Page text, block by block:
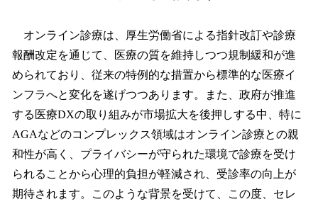
オンライン診療は、厚生労働省による指針改訂や診療
報酬改定を通じて、医療の質を維持しつつ規制緩和が進
められており、従来の特例的な措置から標準的な医療イ
ンフラへと変化を遂げつつあります。また、政府が推進
する医療DXの取り組みが市場拡大を後押しする中、特に
AGAなどのコンプレックス領域はオンライン診療との親
和性が高く、プライバシーが守られた環境で診療を受け
られることから心理的負担が軽減され、受診率の向上が
期待されます。このような背景を受けて、この度、セレ